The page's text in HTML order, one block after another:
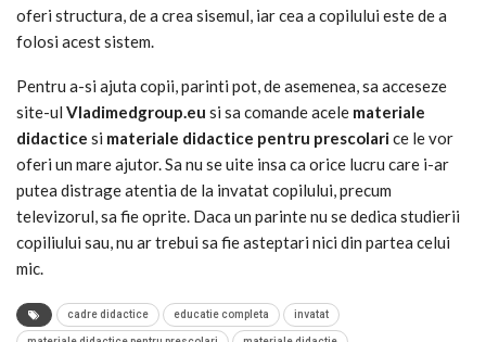
oferi structura, de a crea sisemul, iar cea a copilului este de a
folosi acest sistem.
Pentru a-si ajuta copii, parinti pot, de asemenea, sa acceseze
site-ul Vladimedgroup.eu si sa comande acele materiale
didactice si materiale didactice pentru prescolarice le vor
oferi un mare ajutor. Sa nu se uite insa ca orice lucru care i-ar
putea distrage atentia de la invatat copilului, precum
televizorul, sa fie oprite. Daca un parinte nu se dedica studierii
copiliului sau, nu ar trebui sa fie asteptari nici din partea celui
mic.
cadre didactice educatie completa invatat